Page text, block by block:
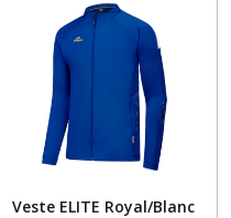
Veste ELITE Royal/Blanc